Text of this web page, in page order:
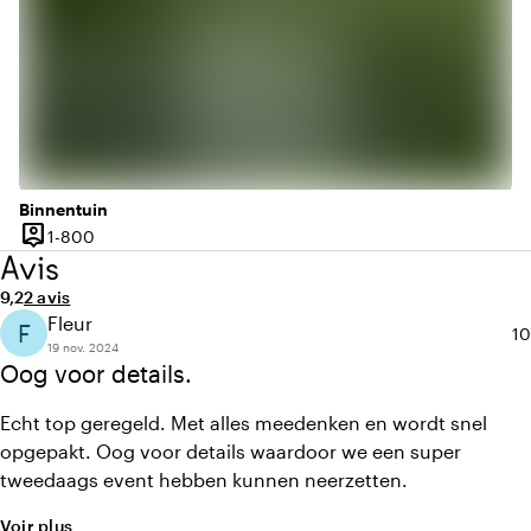
Binnentuin
person_pin
Capacité
1-800
Avis
Note moyenne de 9,2 sur 10
9,2Nombre d'avis : 2
2 avis
Oog voor details.
F Fleur
19 nov. 2024
10
Echt top geregeld. Met alles meedenken en wordt snel
opgepakt. Oog voor details waardoor we een super
tweedaags event hebben kunnen neerzetten.
Voir plus